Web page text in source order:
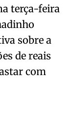
terça-feira
sobre a
de reais
com